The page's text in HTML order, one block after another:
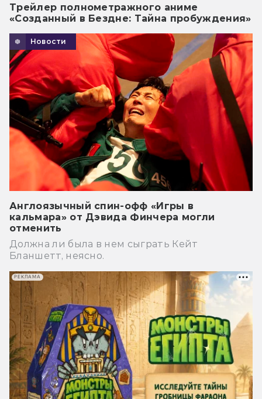
Трейлер полнометражного аниме
«Созданный в Бездне: Тайна пробуждения»
Новости
Англоязычный спин-офф «Игры в
кальмара» от Дэвида Финчера могли
отменить
Должна ли была в нем сыграть Кейт
Бланшетт, неясно.
РЕКЛАМА